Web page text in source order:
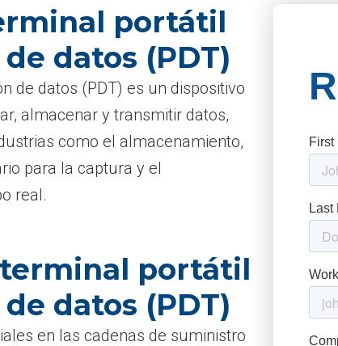
portátil
datos (PDT)
de datos (PDT) es un dispositivo
almacenar y transmitir datos,
como el almacenamiento,
para la captura y el
real.
portátil
datos (PDT)
en las cadenas de suministro